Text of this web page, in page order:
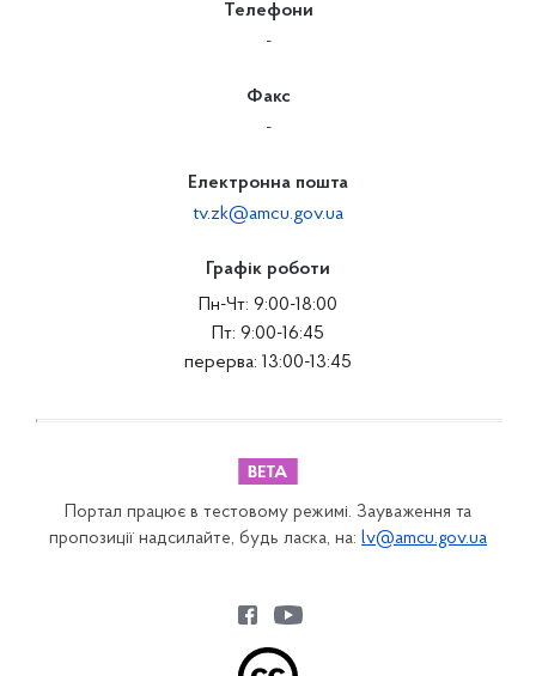
Телефони
-
Факс
-
Електронна пошта
tv.zk@amcu.gov.ua
Графік роботи
Пн-Чт: 9:00-18:00
Пт: 9:00-16:45
перерва: 13:00-13:45
Портал працює в тестовому режимі. Зауваження та
пропозиції надсилайте, будь ласка, на: lv@amcu.gov.ua